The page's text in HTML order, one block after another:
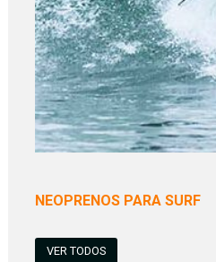
NEOPRENOS PARA SURF
VER TODOS